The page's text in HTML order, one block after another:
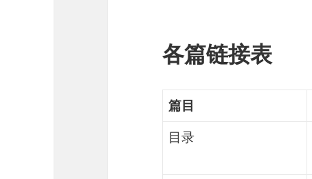
各篇链接表
篇目
目录